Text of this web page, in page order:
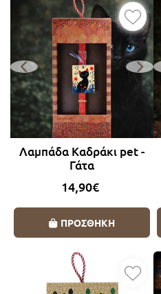
Λαμπάδα Καδράκι pet -
Γάτα
14,90€
ΠΡΟΣΘΗΚΗ